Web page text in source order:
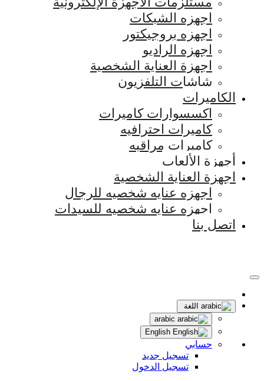
اجهزه الشبكات
اجهزه بروجيكتور
اجهزه الراديو
اجهزة العناية الشخصية
شاشات التلفزيون
الكاميرات
اكسسوارات كاميرات
كاميرات احترافيه
كاميرات مراقبه
أجهزة الألعاب
اجهزة العناية الشخصية
اجهزه عنايه شخصيه للرجال
اجهزه عنايه شخصيه للسيدات
اتصل بنا
اللغة
حسابي
تسجيل جديد
تسجيل الدخول